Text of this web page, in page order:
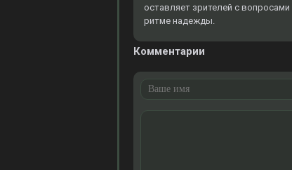
оставляет зрителей с
ритме надежды.
Комментарии